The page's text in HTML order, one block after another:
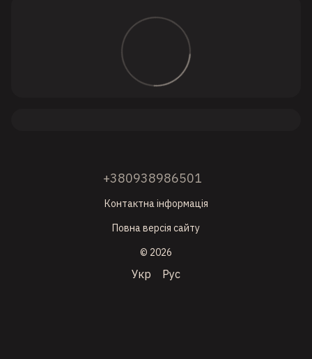
+380938986501
Контактна інформація
Повна версія сайту
© 2026
Укр Рус